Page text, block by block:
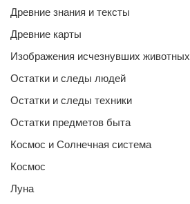
Древние знания и тексты
Древние карты
Изображения исчезнувших животных
Остатки и следы людей
Остатки и следы техники
Остатки предметов быта
Космос и Солнечная система
Космос
Луна